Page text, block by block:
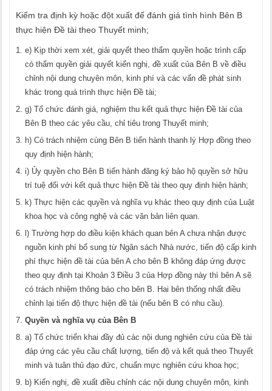
Kiểm tra định kỳ hoặc đột xuất để đánh giá tình hình Bên B
thực hiện Đề tài theo Thuyết minh;
e) Kịp thời xem xét, giải quyết theo thẩm quyền hoặc trình cấp
có thẩm quyền giải quyết kiến nghị, đề xuất của Bên B về điều
chỉnh nội dung chuyên môn, kinh phí và các vấn đề phát sinh
khác trong quá trình thực hiện Đề tài;
g) Tổ chức đánh giá, nghiệm thu kết quả thực hiện Đề tài của
Bên B theo các yêu cầu, chỉ tiêu trong Thuyết minh;
h) Có trách nhiệm cùng Bên B tiến hành thanh lý Hợp đồng theo
quy định hiện hành;
i) Ủy quyền cho Bên B tiến hành đăng ký bảo hộ quyền sở hữu
trí tuệ đối với kết quả thực hiện Đề tài theo quy định hiện hành;
k) Thực hiện các quyền và nghĩa vụ khác theo quy định của Luật
khoa học và công nghệ và các văn bản liên quan.
l) Trường hợp do điều kiện khách quan bên A chưa nhận được
nguồn kinh phí bổ sung từ Ngân sách Nhà nước, tiến độ cấp kinh
phí thực hiện đề tài của bên A cho bên B không đáp ứng được
theo quy định tại Khoản 3 Điều 3 của Hợp đồng này thì bên A sẽ
có trách nhiệm thông báo cho bên B. Hai bên thống nhất điều
chỉnh lại tiến độ thực hiện đề tài (nếu bên B có nhu cầu).
Quyền và nghĩa vụ của Bên B
a) Tổ chức triển khai đầy đủ các nội dung nghiên cứu của Đề tài
đáp ứng các yêu cầu chất lượng, tiến độ và kết quả theo Thuyết
minh và tuân thủ đạo đức, chuẩn mực nghiên cứu khoa học;
b) Kiến nghị, đề xuất điều chỉnh các nội dung chuyên môn, kinh